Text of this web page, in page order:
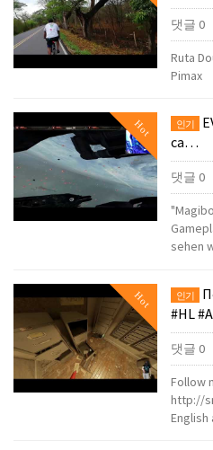
댓글 0
Ruta
Pimax
Hot 인기
ca…
댓글 0
sehen
Hot 인기
#HL
댓글 0
Follow
http://
English